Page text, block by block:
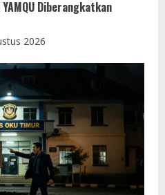
Diberangkatkan
2026